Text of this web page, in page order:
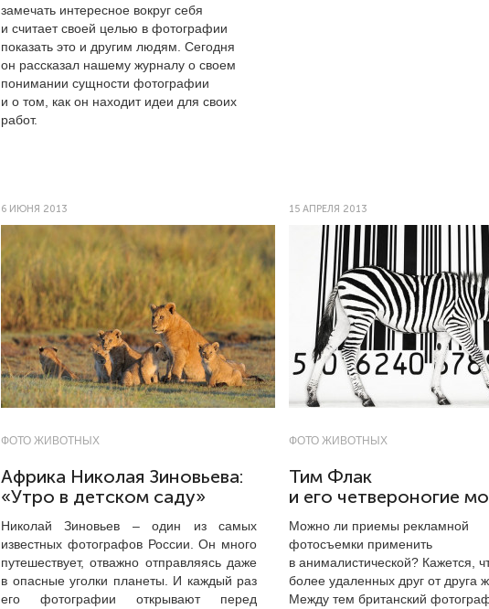
замечать интересное вокруг себя
и считает своей целью в фотографии
показать это и другим людям. Сегодня
он рассказал нашему журналу о своем
понимании сущности фотографии
и о том, как он находит идеи для своих
работ.
6 ИЮНЯ 2013
ФОТО ЖИВОТНЫХ
Африка Николая Зиновьева:
«Утро в детском саду»
Николай Зиновьев – один из самых
известных фотографов России. Он много
путешествует, отважно отправляясь даже
в опасные уголки планеты. И каждый раз
его фотографии открывают перед
15 АПРЕЛЯ 2013
ФОТО ЖИВОТНЫХ
Тим Флак
и его четвероногие
Можно ли приемы рекламной
фотосъемки применить
в анималистической? Кажется,
более удаленных друг от друга
Между тем британский